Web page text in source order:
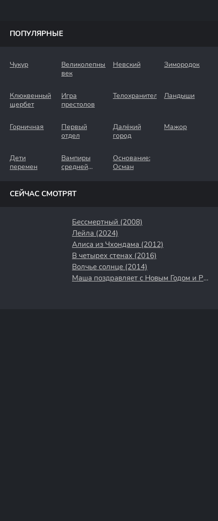
ПОПУЛЯРНЫЕ
Чукур
Великолепный
век
Невский Зимородок
Клюквенный
щербет
Игра
престолов
Телохранители Ландыши
Горничная
Первый
отдел
Далёкий
город
Мажор
Дети
перемен
Вампиры
средней
Основание:
Осман
СЕЙЧАС СМОТРЯТ
Бессмертный (2008)
Лейла (2024)
Алиса из Чхондама (2012)
В четырех стенах (2016)
Волчье солнце (2014)
Маша поздравляет с Новым Годом и Рождеством (2017)